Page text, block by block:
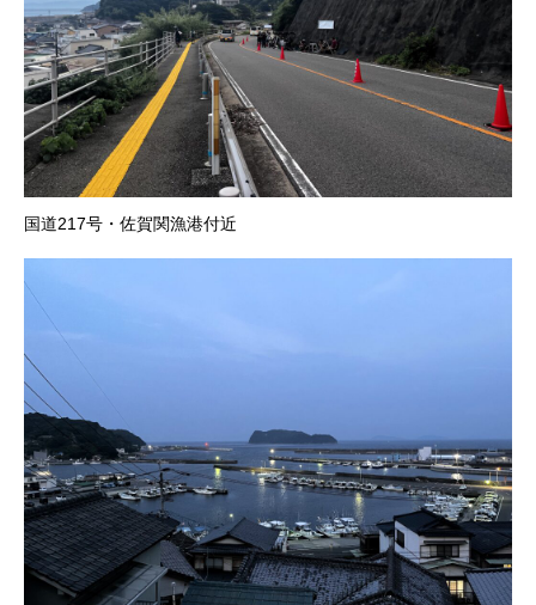
国道217号・佐賀関漁港付近